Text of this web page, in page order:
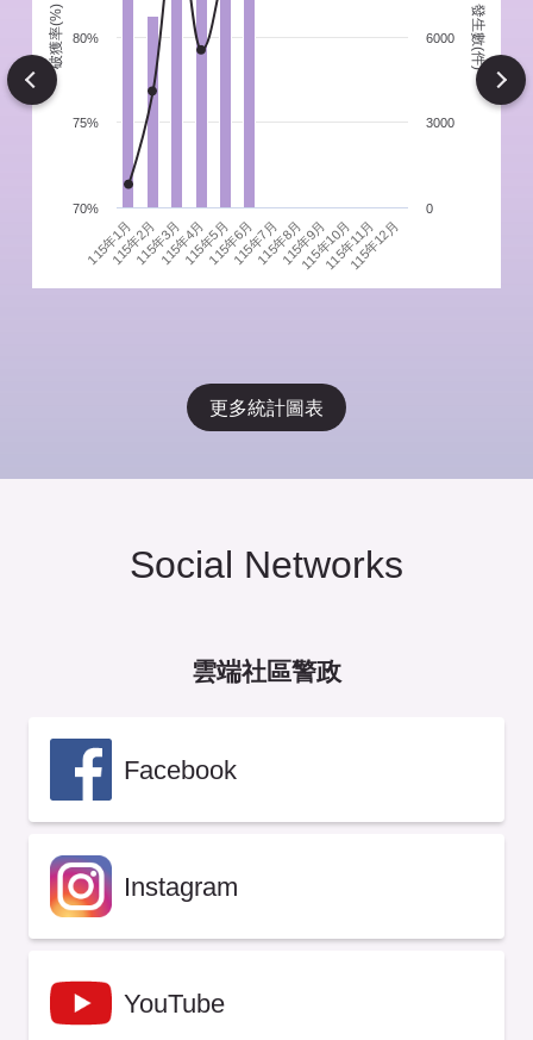
破獲率(%) 發生數(件)
115年1月
115年2月115年3月115年4月115年5月115年6月115年7月115年8月115年9月
115年10月
115年11月
115年12月
70%
75%
80%
0
3000
6000
更多統計圖表
Social Networks
雲端社區警政
Facebook
Instagram
YouTube